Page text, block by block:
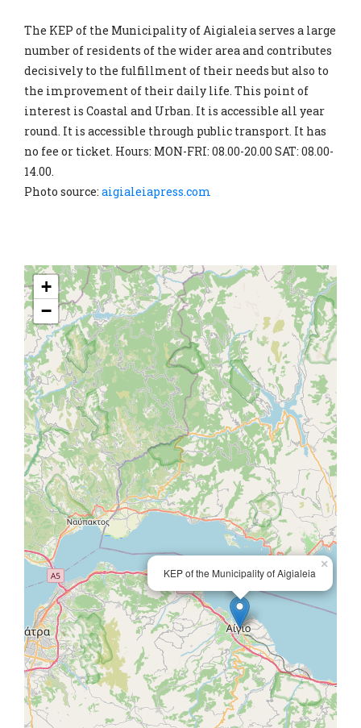
The KEP of the Municipality of Aigialeia serves a large
number of residents of the wider area and contributes
decisively to the fulfillment of their needs but also to
the improvement of their daily life. This point of
interest is Coastal and Urban. It is accessible all year
round. It is accessible through public transport. It has
no fee or ticket. Hours: MON-FRI: 08.00-20.00 SAT: 08.00-
14.00.
Photo source: aigialeiapress.com
KEP of the Municipality of Aigialeia
×
+
−